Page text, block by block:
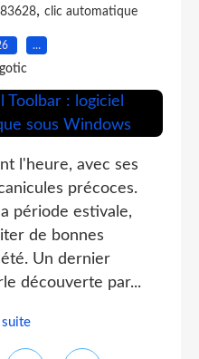
, clic automatique
…
l'heure, avec ses
précoces.
période estivale,
de bonnes
Un dernier
découverte par...
suite